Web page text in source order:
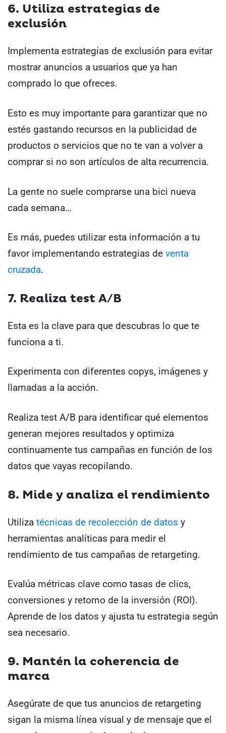
6. Utiliza estrategias de
exclusión
Implementa estrategias de exclusión para evitar
mostrar anuncios a usuarios que ya han
comprado lo que ofreces.
Esto es muy importante para garantizar que no
estés gastando recursos en la publicidad de
productos o servicios que no te van a volver a
comprar si no son artículos de alta recurrencia.
La gente no suele comprarse una bici nueva
cada semana…
Es más, puedes utilizar esta información a tu
favor implementando estrategias de venta
cruzada.
7. Realiza test A/B
Esta es la clave para que descubras lo que te
funciona a ti.
Experimenta con diferentes copys, imágenes y
llamadas a la acción.
Realiza test A/B para identificar qué elementos
generan mejores resultados y optimiza
continuamente tus campañas en función de los
datos que vayas recopilando.
8. Mide y analiza el rendimiento
Utiliza técnicas de recolección de datos y
herramientas analíticas para medir el
rendimiento de tus campañas de retargeting.
Evalúa métricas clave como tasas de clics,
conversiones y retorno de la inversión (ROI).
Aprende de los datos y ajusta tu estrategia según
sea necesario.
9. Mantén la coherencia de
marca
Asegúrate de que tus anuncios de retargeting
sigan la misma línea visual y de mensaje que el